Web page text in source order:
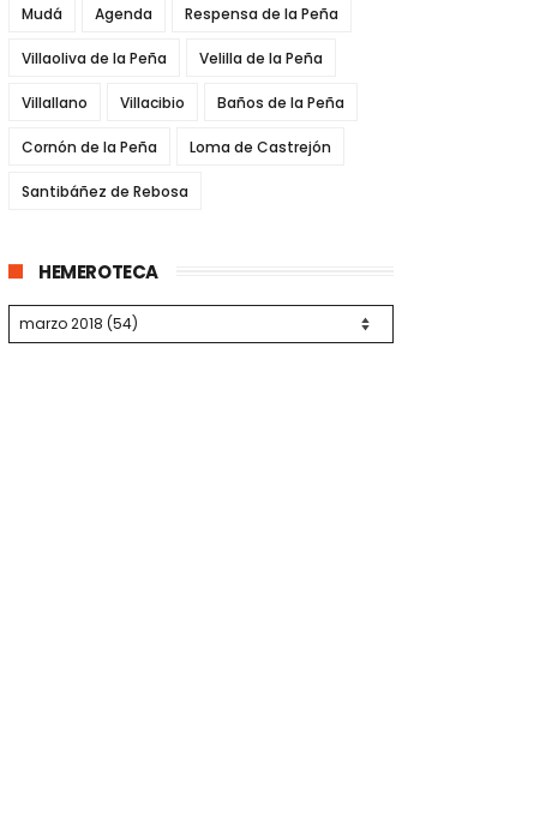
Mudá Agenda Respensa de la Peña
Villaoliva de la Peña Velilla de la Peña
Villallano Villacibio Baños de la Peña
Cornón de la Peña Loma de Castrejón
Santibáñez de Rebosa
HEMEROTECA